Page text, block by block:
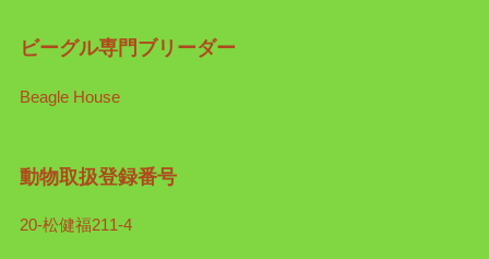
ビーグル専門ブリーダー
Beagle House
動物取扱登録番号
20-松健福211-4